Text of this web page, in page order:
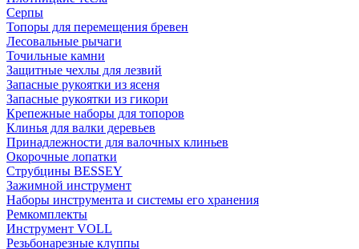
Серпы
Топоры для перемещения бревен
Лесовальные рычаги
Точильные камни
Защитные чехлы для лезвий
Запасные рукоятки из ясеня
Запасные рукоятки из гикори
Крепежные наборы для топоров
Клинья для валки деревьев
Принадлежности для валочных клиньев
Окорочные лопатки
Струбцины BESSEY
Зажимной инструмент
Наборы инструмента и системы его хранения
Ремкомплекты
Инструмент VOLL
Резьбонарезные клуппы